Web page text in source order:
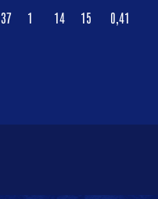
37 1 14 15 0,41